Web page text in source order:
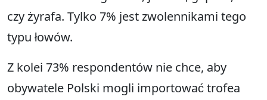
czy żyrafa. Tylko 7% jest zwolennikami tego
typu łowów.
Z kolei 73% respondentów nie chce, aby
obywatele Polski mogli importować trofea